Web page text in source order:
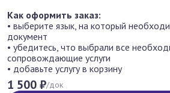
Как оформить заказ:
• выберите язык, на который
документ
• убедитесь, что выбрали все
сопровождающие услуги
• добавьте услугу в корзину
1 500 ₽/док